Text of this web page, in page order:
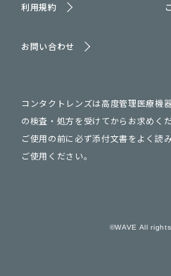
利用規約
お問い合わせ
コンタクトレンズは高度管理医療機
の検査・処方を受けてからお求めくだ
ご使用の前に必ず添付文書をよく読
ご使用ください。
©WAVE All